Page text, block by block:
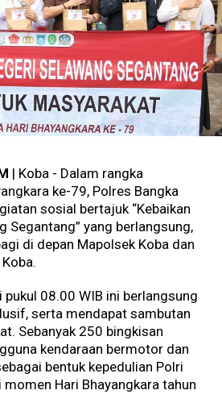
| Koba - Dalam rangka
ke-79, Polres Bangka
sosial bertajuk “Kebaikan
Segantang” yang berlangsung,
di depan Mapolsek Koba dan
08.00 WIB ini berlangsung
serta mendapat sambutan
Sebanyak 250 bingkisan
kendaraan bermotor dan
bentuk kepedulian Polri
Hari Bhayangkara tahun